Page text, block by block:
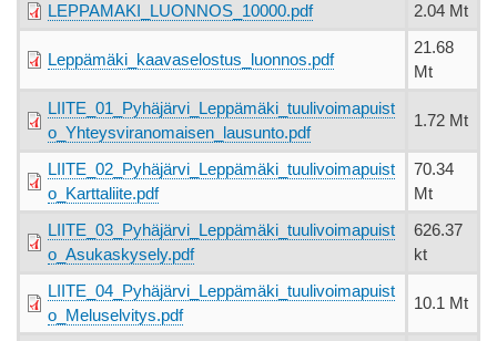
LEPPAMAKI_LUONNOS_10000.pdf 2.04 Mt
Leppämäki_kaavaselostus_luonnos.pdf
21.68
Mt
LIITE_01_Pyhäjärvi_Leppämäki_tuulivoimapuist
o_Yhteysviranomaisen_lausunto.pdf
1.72 Mt
LIITE_02_Pyhäjärvi_Leppämäki_tuulivoimapuist
o_Karttaliite.pdf
70.34
Mt
LIITE_03_Pyhäjärvi_Leppämäki_tuulivoimapuist
o_Asukaskysely.pdf
626.37
kt
LIITE_04_Pyhäjärvi_Leppämäki_tuulivoimapuist
o_Meluselvitys.pdf
10.1 Mt